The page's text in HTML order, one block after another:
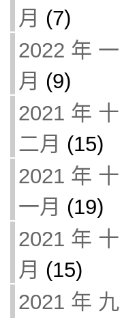
月 (7)
2022 年 一
月 (9)
2021 年 十
二月 (15)
2021 年 十
一月 (19)
2021 年 十
月 (15)
2021 年 九